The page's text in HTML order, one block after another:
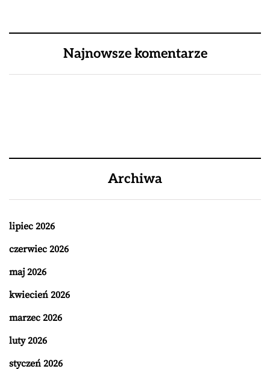
Najnowsze komentarze
Archiwa
lipiec 2026
czerwiec 2026
maj 2026
kwiecień 2026
marzec 2026
luty 2026
styczeń 2026